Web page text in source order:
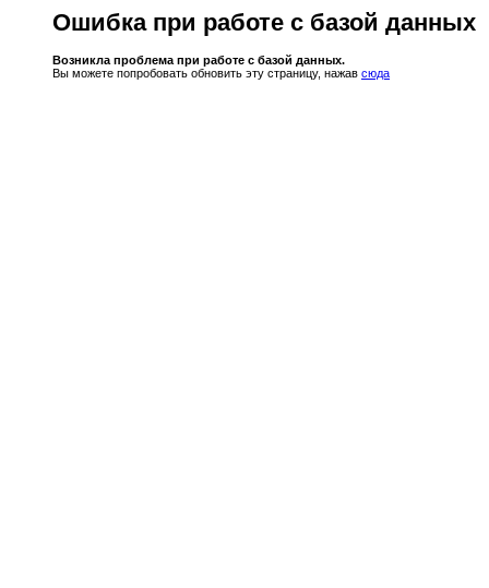
Ошибка при работе с базой данных
Возникла проблема при работе с базой данных.
Вы можете попробовать обновить эту страницу, нажав сюда